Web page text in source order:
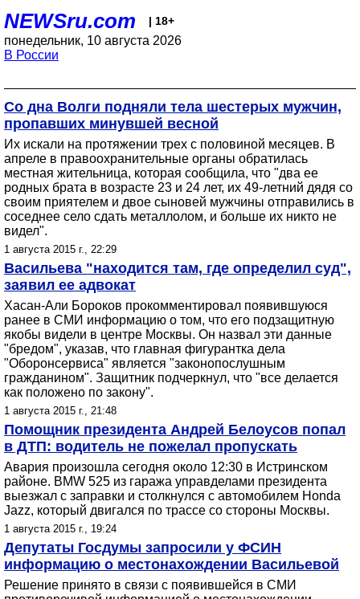
NEWSru.com | 18+
понедельник, 10 августа 2026
В России
Со дна Волги подняли тела шестерых мужчин,
пропавших минувшей весной
Их искали на протяжении трех с половиной месяцев. В
апреле в правоохранительные органы обратилась
местная жительница, которая сообщила, что "два ее
родных брата в возрасте 23 и 24 лет, их 49-летний дядя со
своим приятелем и двое сыновей мужчины отправились в
соседнее село сдать металлолом, и больше их никто не
видел".
1 августа 2015 г., 22:29
Васильева "находится там, где определил суд",
заявил ее адвокат
Хасан-Али Бороков прокомментировал появившуюся
ранее в СМИ информацию о том, что его подзащитную
якобы видели в центре Москвы. Он назвал эти данные
"бредом", указав, что главная фигурантка дела
"Оборонсервиса" является "законопослушным
гражданином". Защитник подчеркнул, что "все делается
как положено по закону".
1 августа 2015 г., 21:48
Помощник президента Андрей Белоусов попал
в ДТП: водитель не пожелал пропускать
Авария произошла сегодня около 12:30 в Истринском
районе. BMW 525 из гаража управделами президента
выезжал с заправки и столкнулся с автомобилем Honda
Jazz, который двигался по трассе со стороны Москвы.
1 августа 2015 г., 19:24
Депутаты Госдумы запросили у ФСИН
информацию о местонахождении Васильевой
Решение принято в связи с появившейся в СМИ